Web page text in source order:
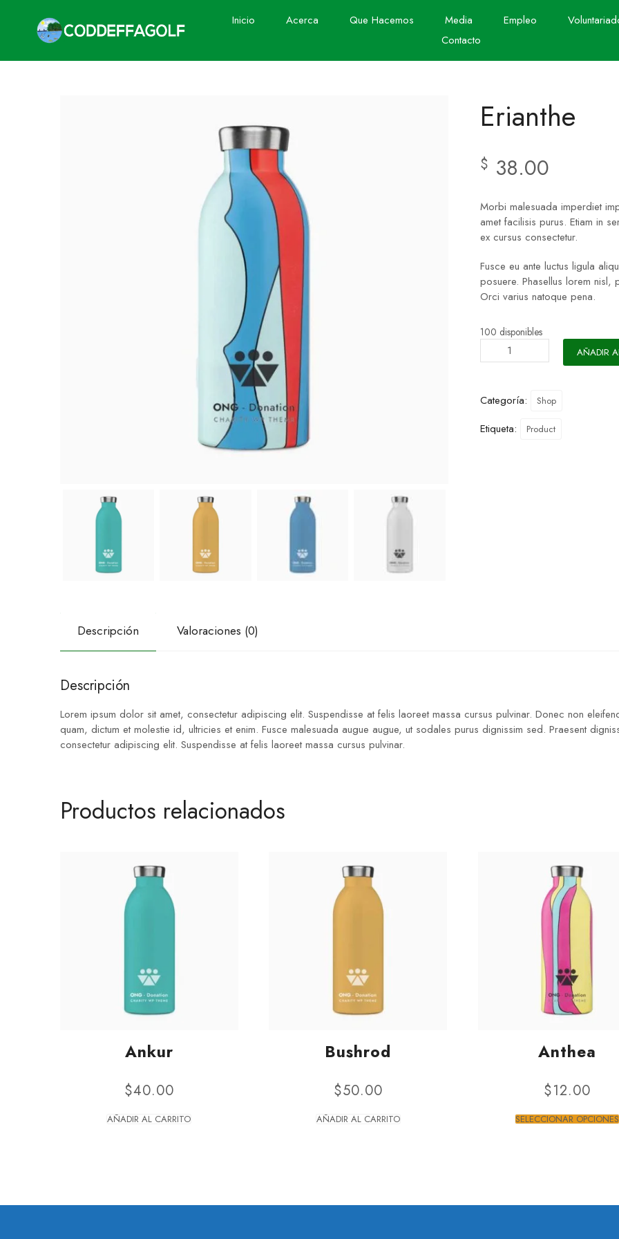
Inicio Acerca Que Hacemos Media Empleo
Contacto
Erianthe
$ 38.00
Morbi malesuada imperdiet
amet facilisis purus. Etiam in
ex cursus consectetur.
Fusce eu ante luctus ligula
posuere. Phasellus lorem nisl,
Orci varius natoque pena.
100 disponibles
AÑADIR
Categoría: Shop
Etiqueta: Product
Descripción Valoraciones (0)
Descripción
Lorem ipsum dolor sit amet, consectetur adipiscing elit. Suspendisse at felis laoreet massa cursus pulvinar. Donec non
quam, dictum et molestie id, ultricies et enim. Fusce malesuada augue augue, ut sodales purus dignissim sed. Praesent
consectetur adipiscing elit. Suspendisse at felis laoreet massa cursus pulvinar.
Productos relacionados
Ankur
$40.00
AÑADIR AL CARRITO
Bushrod
$50.00
AÑADIR AL CARRITO
Anthea
$12.00
SELECCIONAR OPCIONES